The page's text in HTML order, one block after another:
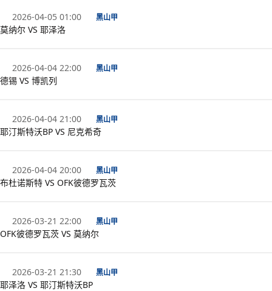
2026-04-05 01:00 黑山甲
莫纳尔 VS 耶泽洛
2026-04-04 22:00 黑山甲
德锡 VS 博凯列
2026-04-04 21:00 黑山甲
耶汀斯特沃BP VS 尼克希奇
2026-04-04 20:00 黑山甲
布杜诺斯特 VS OFK彼德罗瓦茨
2026-03-21 22:00 黑山甲
OFK彼德罗瓦茨 VS 莫纳尔
2026-03-21 21:30 黑山甲
耶泽洛 VS 耶汀斯特沃BP